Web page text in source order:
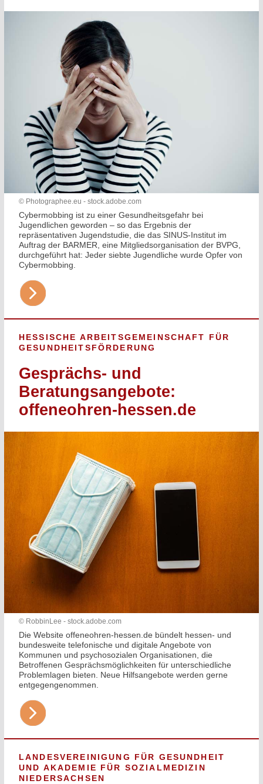
© Photographee.eu - stock.adobe.com
Cybermobbing ist zu einer Gesundheitsgefahr bei
Jugendlichen geworden – so das Ergebnis der
repräsentativen Jugendstudie, die das SINUS-Institut im
Auftrag der BARMER, eine Mitgliedsorganisation der BVPG,
durchgeführt hat: Jeder siebte Jugendliche wurde Opfer von
Cybermobbing.
HESSISCHE ARBEITSGEMEINSCHAFT FÜR
GESUNDHEITSFÖRDERUNG
Gesprächs- und
Beratungsangebote:
offeneohren-hessen.de
© RobbinLee - stock.adobe.com
Die Website offeneohren-hessen.de bündelt hessen- und
bundesweite telefonische und digitale Angebote von
Kommunen und psychosozialen Organisationen, die
Betroffenen Gesprächsmöglichkeiten für unterschiedliche
Problemlagen bieten. Neue Hilfsangebote werden gerne
entgegengenommen.
LANDESVEREINIGUNG FÜR GESUNDHEIT
UND AKADEMIE FÜR SOZIALMEDIZIN
NIEDERSACHSEN